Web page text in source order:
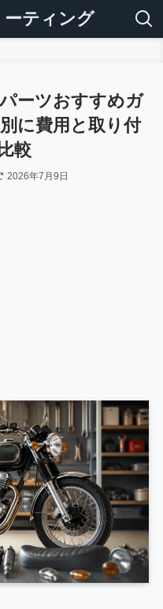
ティング
ーツおすすめガ
に費用と取り付
較
2026年7月9日